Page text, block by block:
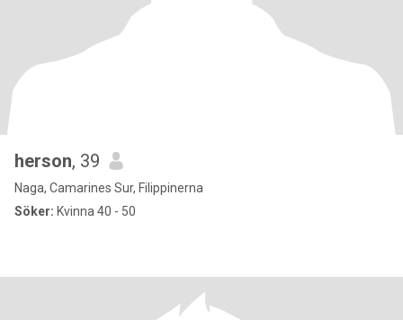
herson, 39
Naga, Camarines Sur, Filippinerna
Söker: Kvinna 40 - 50